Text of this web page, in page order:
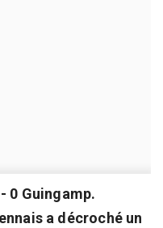
0 Guingamp.
a décroché un